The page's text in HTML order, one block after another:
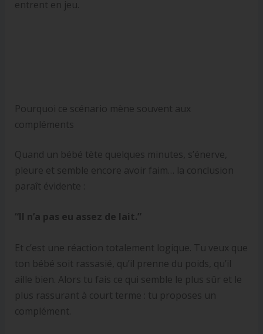
entrent en jeu.
Pourquoi ce scénario mène souvent aux
compléments
Quand un bébé tète quelques minutes, s’énerve,
pleure et semble encore avoir faim… la conclusion
paraît évidente :
“Il n’a pas eu assez de lait.”
Et c’est une réaction totalement logique. Tu veux que
ton bébé soit rassasié, qu’il prenne du poids, qu’il
aille bien. Alors tu fais ce qui semble le plus sûr et le
plus rassurant à court terme : tu proposes un
complément.